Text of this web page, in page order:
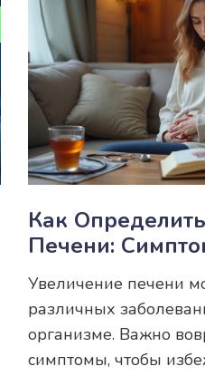
Как
Печени:
Диагностика
Увеличение печени
различных
организме. Важно
симптомы, чтобы